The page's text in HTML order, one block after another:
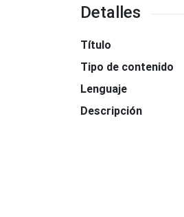
Detalles
Título
Tipo de contenido
Lenguaje
Descripción